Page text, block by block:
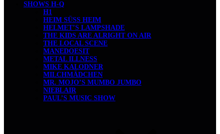
SHOWS H-Q
H1
HEIM SÜSS HEIM
HELMET’S LAMPSHADE
THE KIDS ARE ALRIGHT ON AIR
THE LOCAL SCENE
MANEDOESIT
METAL ILLNESS
MIKE KALODNER
MILCHMÄDCHEN
MR. MOJO’S MUMBO JUMBO
NIEBLAIR
PAUL’S MUSIC SHOW